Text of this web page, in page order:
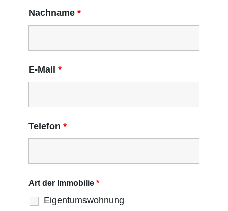
Nachname*
E-Mail*
Telefon*
Art der Immobilie*
Eigentumswohnung